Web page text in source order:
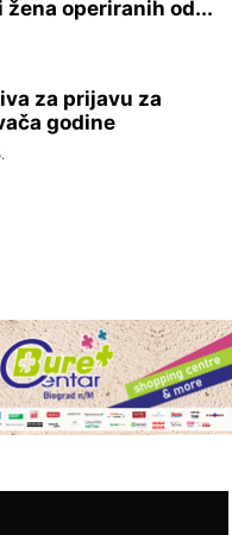
operiranih od...
za prijavu za
godine